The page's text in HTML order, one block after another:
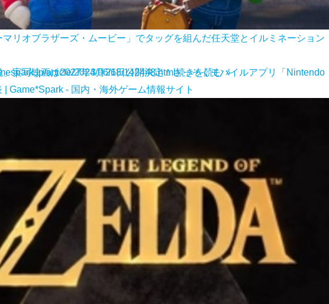
マリオブラザーズ・ムービー」でタッグを組んだ任天堂とイルミネーション
article/2024/06/18/142448.html続きを読む »
」実写映画は2027年3月26日公開決定！さっそくモバイルアプリ「Nintendo
| Game*Spark - 国内・海外ゲーム情報サイト